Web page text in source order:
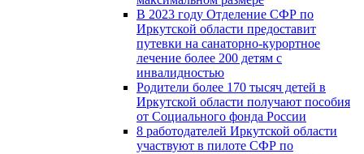
В 2023 году Отделение СФР по
Иркутской области предоставит
путевки на санаторно-курортное
лечение более 200 детям с
инвалидностью
Родители более 170 тысяч детей в
Иркутской области получают пособия
от Социального фонда России
8 работодателей Иркутской области
участвуют в пилоте СФР по